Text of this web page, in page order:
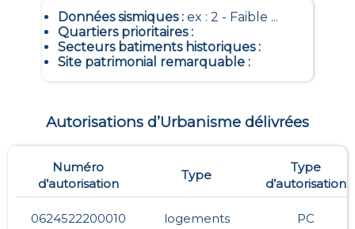
Données sismiques: ex : 2 - Faible ...
Quartiers prioritaires:
Secteurs batiments historiques:
Site patrimonial remarquable:
Autorisations d’Urbanisme délivrées
Numéro
d’autorisation
Type
Type
d’autorisation
0624522200010 logements PC